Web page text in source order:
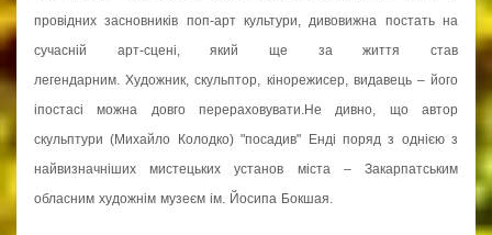
провідних засновників поп-арт культури, дивовижна постать на
сучасній арт-сцені, який ще за життя став
легендарним. Художник, скульптор, кінорежисер, видавець – його
іпостасі можна довго перераховувати.Не дивно, що автор
скульптури (Михайло Колодко) "посадив" Енді поряд з однією з
найвизначніших мистецьких установ міста – Закарпатським
обласним художнім музеєм ім. Йосипа Бокшая.